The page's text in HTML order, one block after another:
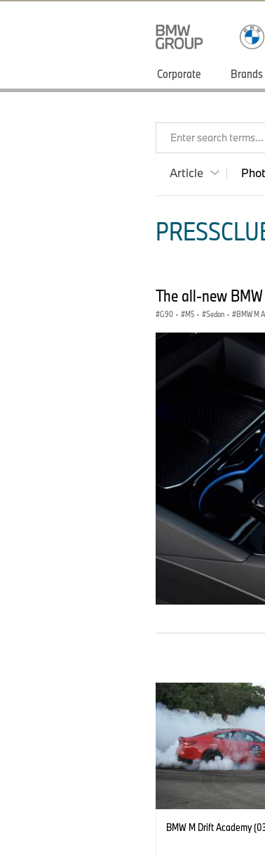
Corporate Brands
Enter search terms...
Article
The all-new
G90 · M5 · Sedan · BMW M
BMW M Drift Academy